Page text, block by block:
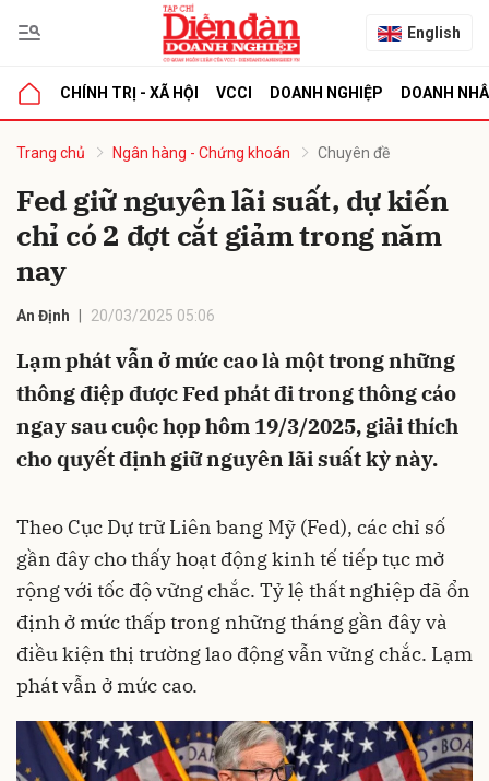
English
CHÍNH TRỊ - XÃ HỘI VCCI DOANH NGHIỆP DOANH
Trang chủ Ngân hàng - Chứng khoán Chuyên đề
Fed giữ nguyên lãi suất, dự kiến
chỉ có 2 đợt cắt giảm trong năm
nay
An Định 20/03/2025 05:06
Lạm phát vẫn ở mức cao là một trong những
thông điệp được Fed phát đi trong thông cáo
ngay sau cuộc họp hôm 19/3/2025, giải thích
cho quyết định giữ nguyên lãi suất kỳ này.
Theo Cục Dự trữ Liên bang Mỹ (Fed), các chỉ số
gần đây cho thấy hoạt động kinh tế tiếp tục mở
rộng với tốc độ vững chắc. Tỷ lệ thất nghiệp đã ổn
định ở mức thấp trong những tháng gần đây và
điều kiện thị trường lao động vẫn vững chắc. Lạm
phát vẫn ở mức cao.
luận
Hủy